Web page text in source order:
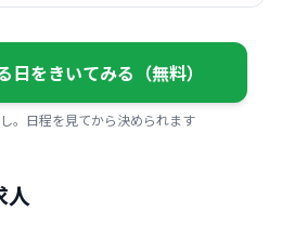
日をきいてみる（無料）
。日程を見てから決められます
人